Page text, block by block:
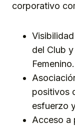
corporativo
del Club
Femenino.
positivos
esfuerzo
Acceso a